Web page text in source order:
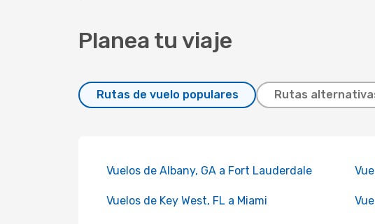
Planea tu viaje
Rutas de vuelo populares Rutas
Vuelos de Albany, GA a Fort Lauderdale
Vuelos de Key West, FL a Miami